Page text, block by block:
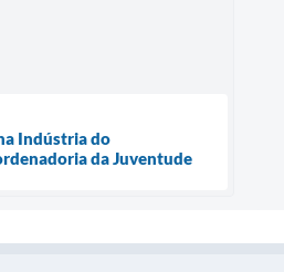
Indústria do
da Juventude